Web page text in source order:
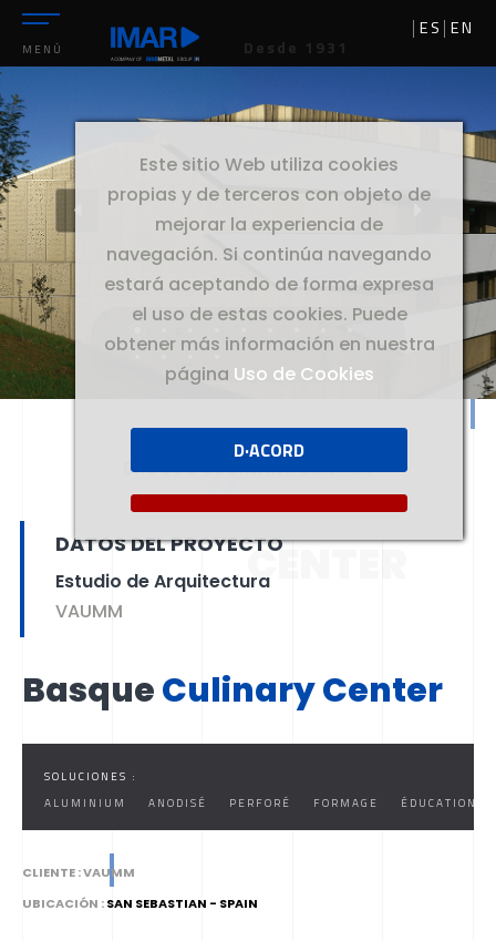
MENÚ Desde 1931
ES EN
Este sitio Web utiliza cookies
propias y de terceros con objeto de
mejorar la experiencia de
navegación. Si continúa navegando
estará aceptando de forma expresa
el uso de estas cookies. Puede
obtener más información en nuestra
página Uso de Cookies
D·ACORD
BASQUE CULINARY CENTER
//BASQUE
CULINARY
CENTER
DATOS DEL PROYECTO
Estudio de Arquitectura
VAUMM
BasqueCulinary Center
SOLUCIONES :
ALUMINIUM
ANODISÉ PERFORÉ FORMAGE ÉDUCATION
CLIENTE :VAUMM
UBICACIÓN :SAN SEBASTIAN - SPAIN